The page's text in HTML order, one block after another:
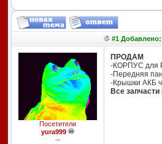
#1 Добавлено:
Посетители
yura999
--
ПРОДАМ
-КОРПУС для
-Передняя
-Крышки АКБ
Все